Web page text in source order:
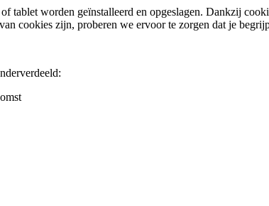
tablet worden geïnstalleerd en opgeslagen. Dankzij
cookies zijn, proberen we ervoor te zorgen dat je